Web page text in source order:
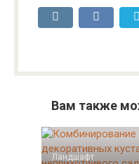
Вам также
Ландшафт